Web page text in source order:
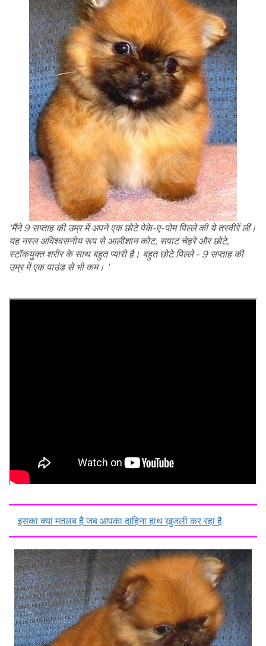
'मैंने 9 सप्ताह की उम्र में अपने एक छोटे पेके-ए-पोम पिल्ले की ये तस्वीरें लीं।
यह नस्ल अविश्वसनीय रूप से आलीशान कोट, सपाट चेहरे और छोटे,
स्टॉकयुक्त शरीर के साथ बहुत प्यारी है। बहुत छोटे पिल्ले - 9 सप्ताह की
उम्र में एक पाउंड से भी कम। '
इसका क्या मतलब है जब आपका दाहिना हाथ खुजली कर रहा है